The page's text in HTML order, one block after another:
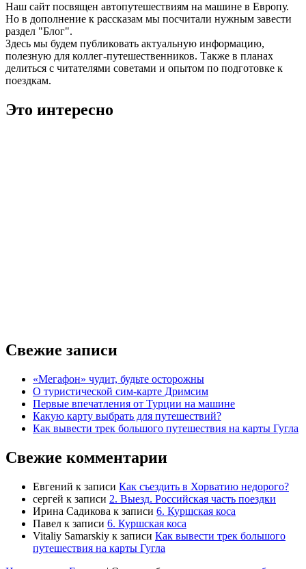
Наш сайт посвящен автопутешествиям на машине в Европу.
Но в дополнение к рассказам мы посчитали нужным завести
раздел "Блог".
Здесь мы будем публиковать актуальную информацию,
полезную для коллег-путешественников. Также в планах
делиться с читателями советами и опытом по подготовке к
поездкам.
Это интересно
Свежие записи
«Мегафон» чудит, будьте осторожны
О туристической сим-карте Дримсим
Первые впечатления от Турции на машине
Какую карту выбрать для путешествий?
Как вывести трек большого путешествия на карты Гугла
Свежие комментарии
Евгений к записи Как съездить в Хорватию недорого?
сергей к записи 2. Выезд. Российская часть поездки
Ирина Садикова к записи 6. Куршская коса
Павел к записи 6. Куршская коса
Vitaliy Samarskiy к записи Как вывести трек большого
путешествия на карты Гугла